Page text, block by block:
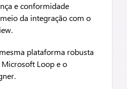
e conformidade
da integração com o
plataforma robusta
Loop e o